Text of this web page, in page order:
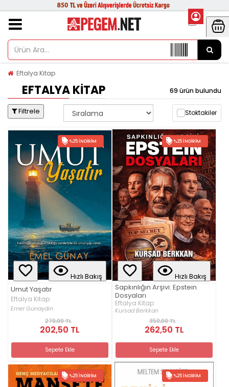
Eftalya Kitap
EFTALYA KITAP 69 ürün bulundu
Filtrele Stoktakiler
%25 İNDIRIM
Hızlı Bakış
Umut Yaşatır
Eftalya Kitap
Emel Günaydın
270,00 TL
202,50 TL
Sepete Ekle
%25 İNDIRIM
Hızlı Bakış
Sapkınlığın Arşivi: Epstein
Dosyaları
Eftalya Kitap
Kursad Berkkan
350,00 TL
262,50 TL
Sepete Ekle
%25 İNDIRIM %25 İNDIRIM